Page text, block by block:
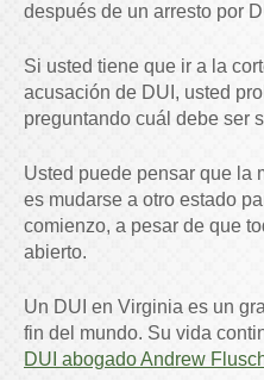
después de un arresto por
Si usted tiene que ir a la
acusación de DUI, usted
preguntando cuál debe ser
Usted puede pensar que la
es mudarse a otro estado
comienzo, a pesar de que
abierto.
Un DUI en Virginia es un
fin del mundo. Su vida
DUI abogado Andrew